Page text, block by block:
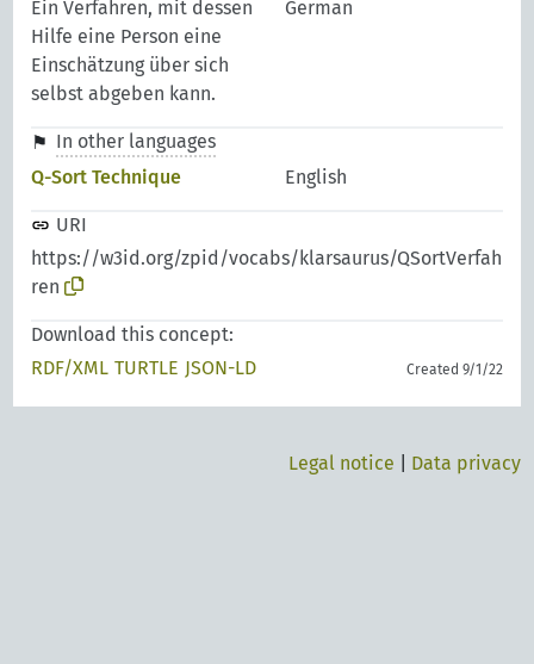
Ein Verfahren, mit dessen
Hilfe eine Person eine
Einschätzung über sich
selbst abgeben kann.
German
In other languages
Q-Sort Technique
English
URI
https://w3id.org/zpid/vocabs/klarsaurus/QSortVerfah
ren
Download this concept:
RDF/XML TURTLE JSON-LD Created 9/1/22
Legal notice Data privacy